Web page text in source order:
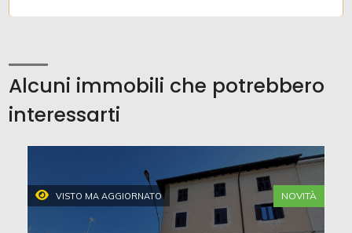
Alcuni immobili che potrebbero
interessarti
VISTO MA AGGIORNATO NOVITÀ